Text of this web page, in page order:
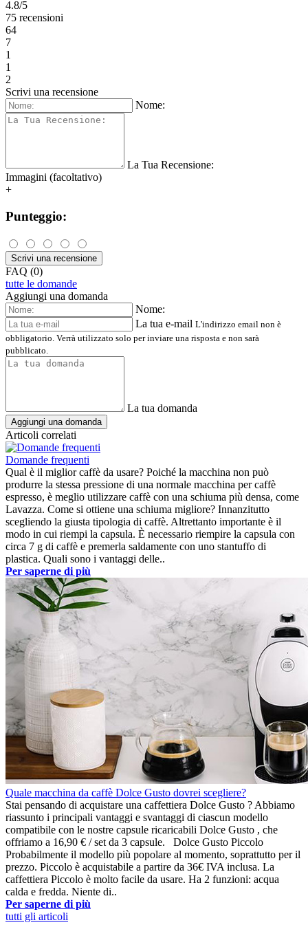
4.8/5
75 recensioni
64
7
1
1
2
Scrivi una recensione
Nome:
La Tua Recensione:
Immagini (facoltativo)
+
Punteggio:
Scrivi una recensione
FAQ (0)
tutte le domande
Aggiungi una domanda
Nome:
La tua e-mail L'indirizzo email non è
obbligatorio. Verrà utilizzato solo per inviare una risposta e non sarà
pubblicato.
La tua domanda
Aggiungi una domanda
Articoli correlati
Domande frequenti
Qual è il miglior caffè da usare? Poiché la macchina non può
produrre la stessa pressione di una normale macchina per caffè
espresso, è meglio utilizzare caffè con una schiuma più densa, come
Lavazza. Come si ottiene una schiuma migliore? Innanzitutto
scegliendo la giusta tipologia di caffè. Altrettanto importante è il
modo in cui riempi la capsula. È necessario riempire la capsula con
circa 7 g di caffè e premerla saldamente con uno stantuffo di
plastica. Quali sono i vantaggi delle..
Per saperne di più
Quale macchina da caffè Dolce Gusto dovrei scegliere?
Stai pensando di acquistare una caffettiera Dolce Gusto ? Abbiamo
riassunto i principali vantaggi e svantaggi di ciascun modello
compatibile con le nostre capsule ricaricabili Dolce Gusto , che
offriamo a 16,90 € / set da 3 capsule. Dolce Gusto Piccolo
Probabilmente il modello più popolare al momento, soprattutto per il
prezzo. Piccolo è acquistabile a partire da 36€ IVA inclusa. La
caffettiera Piccolo è molto facile da usare. Ha 2 funzioni: acqua
calda e fredda. Niente di..
Per saperne di più
tutti gli articoli